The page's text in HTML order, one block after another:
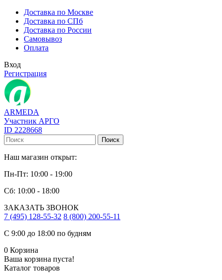
Доставка по Москве
Доставка по СПб
Доставка по России
Самовывоз
Оплата
Вход
Регистрация
ARMEDA
Участник АРГО
ID 2228668
Поиск
Наш магазин открыт:
Пн-Пт: 10:00 - 19:00
Сб: 10:00 - 18:00
ЗАКАЗАТЬ ЗВОНОК
7 (495) 128-55-32 8 (800) 200-55-11
С 9:00 до 18:00 по будням
0 Корзина
Ваша корзина пуста!
Каталог товаров